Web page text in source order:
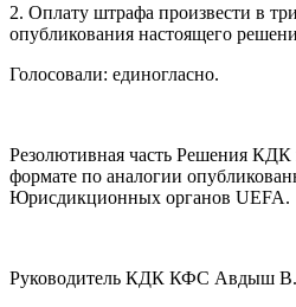
2. Оплату штрафа произвести в
опубликования настоящего
Голосовали: единогласно.
Резолютивная часть Решения
формате по аналогии
Юрисдикционных органов UEFA.
Руководитель КДК КФС Авдыш